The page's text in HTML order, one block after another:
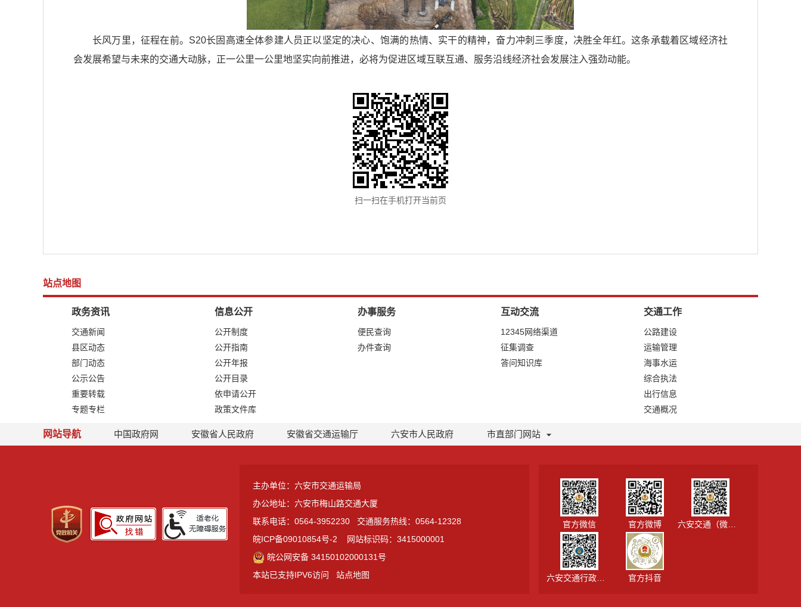
长风万里，征程在前。S20长固高速全体参建人员正以坚定的决心、饱满的热情、实干的精神，奋力冲刺三季度，决胜全年红。这条承载着区域经济社
会发展希望与未来的交通大动脉，正一公里一公里地坚实向前推进，必将为促进区域互联互通、服务沿线经济社会发展注入强劲动能。
扫一扫在手机打开当前页
站点地图
政务资讯
交通新闻
县区动态
部门动态
公示公告
重要转载
专题专栏
信息公开
公开制度
公开指南
公开年报
公开目录
依申请公开
政策文件库
办事服务
便民查询
办件查询
互动交流
12345网络渠道
征集调查
答问知识库
交通工作
公路建设
运输管理
海事水运
综合执法
出行信息
交通概况
网站导航 中国政府网 安徽省人民政府 安徽省交通运输厅 六安市人民政府 市直部门网站
主办单位：六安市交通运输局
办公地址：六安市梅山路交通大厦
联系电话：0564-3952230
交通服务热线：0564-12328
皖ICP备09010854号-2
网站标识码：3415000001
皖公网安备 34150102000131号
本站已支持IPV6访问
站点地图
官方微信 官方微博
官方抖音